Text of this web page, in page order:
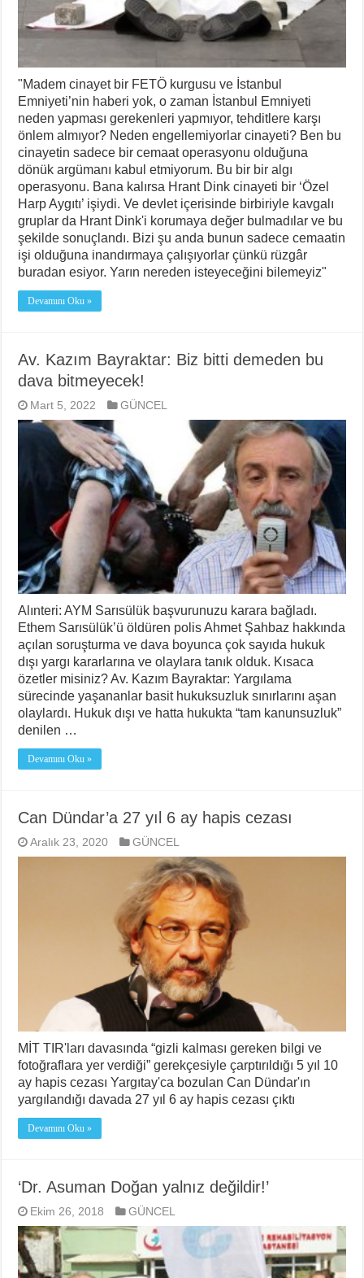
"Madem cinayet bir FETÖ kurgusu ve İstanbul
Emniyeti’nin haberi yok, o zaman İstanbul Emniyeti
neden yapması gerekenleri yapmıyor, tehditlere karşı
önlem almıyor? Neden engellemiyorlar cinayeti? Ben bu
cinayetin sadece bir cemaat operasyonu olduğuna
dönük argümanı kabul etmiyorum. Bu bir bir algı
operasyonu. Bana kalırsa Hrant Dink cinayeti bir ‘Özel
Harp Aygıtı’ işiydi. Ve devlet içerisinde birbiriyle kavgalı
gruplar da Hrant Dink'i korumaya değer bulmadılar ve bu
şekilde sonuçlandı. Bizi şu anda bunun sadece cemaatin
işi olduğuna inandırmaya çalışıyorlar çünkü rüzgâr
buradan esiyor. Yarın nereden isteyeceğini bilemeyiz"
Devamını Oku »
Av. Kazım Bayraktar: Biz bitti demeden bu
dava bitmeyecek!
Mart 5, 2022 GÜNCEL
Alınteri: AYM Sarısülük başvurunuzu karara bağladı.
Ethem Sarısülük’ü öldüren polis Ahmet Şahbaz hakkında
açılan soruşturma ve dava boyunca çok sayıda hukuk
dışı yargı kararlarına ve olaylara tanık olduk. Kısaca
özetler misiniz? Av. Kazım Bayraktar: Yargılama
sürecinde yaşananlar basit hukuksuzluk sınırlarını aşan
olaylardı. Hukuk dışı ve hatta hukukta “tam kanunsuzluk”
denilen …
Devamını Oku »
Can Dündar’a 27 yıl 6 ay hapis cezası
Aralık 23, 2020 GÜNCEL
MİT TIR'ları davasında “gizli kalması gereken bilgi ve
fotoğraflara yer verdiği” gerekçesiyle çarptırıldığı 5 yıl 10
ay hapis cezası Yargıtay'ca bozulan Can Dündar'ın
yargılandığı davada 27 yıl 6 ay hapis cezası çıktı
Devamını Oku »
‘Dr. Asuman Doğan yalnız değildir!’
Ekim 26, 2018 GÜNCEL